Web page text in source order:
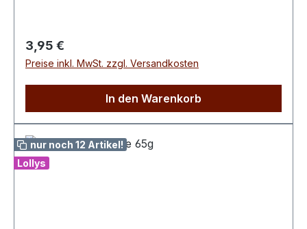
enthalten durchschn.: Energie 1487 kJ / 350
kcal Fett 1,26 g dav. ges. Fettsäuren 1,04 g
Kohlenhydrate 82,5 g davon Zucker 69,8 g
Eiweiß 2,3 g Salz 0,24 g
Regulärer Preis:
3,95 €
Preise inkl. MwSt. zzgl. Versandkosten
In den Warenkorb
nur noch 12 Artikel!
Lollys